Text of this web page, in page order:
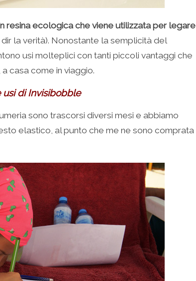
resina ecologica che viene utilizzata per legare
la verità). Nonostante la semplicità del
usi molteplici con tanti piccoli vantaggi che
casa come in viaggio.
di Invisibobble
sono trascorsi diversi mesi e abbiamo
elastico, al punto che me ne sono comprata